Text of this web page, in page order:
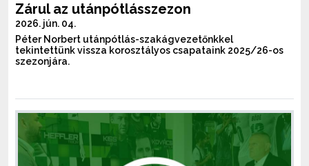
Zárul az utánpótlásszezon
2026. jún. 04.
Péter Norbert utánpótlás-szakágvezetőnkkel
tekintettünk vissza korosztályos csapataink 2025/26-os
szezonjára.